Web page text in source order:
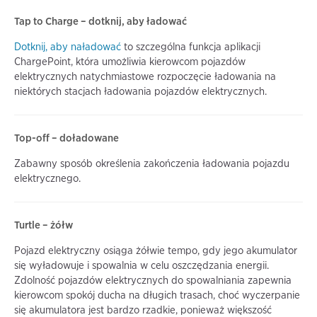
Tap to Charge – dotknij, aby ładować
Dotknij, aby naładować to szczególna funkcja aplikacji
ChargePoint, która umożliwia kierowcom pojazdów
elektrycznych natychmiastowe rozpoczęcie ładowania na
niektórych stacjach ładowania pojazdów elektrycznych.
Top-off – doładowane
Zabawny sposób określenia zakończenia ładowania pojazdu
elektrycznego.
Turtle – żółw
Pojazd elektryczny osiąga żółwie tempo, gdy jego akumulator
się wyładowuje i spowalnia w celu oszczędzania energii.
Zdolność pojazdów elektrycznych do spowalniania zapewnia
kierowcom spokój ducha na długich trasach, choć wyczerpanie
się akumulatora jest bardzo rzadkie, ponieważ większość